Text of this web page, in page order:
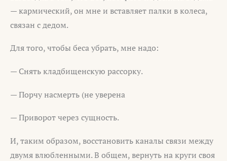
— кармический, он мне и вставляет палки в колеса,
связан с дедом.
Для того, чтобы беса убрать, мне надо:
— Снять кладбищенскую рассорку.
— Порчу насмерть (не уверена
— Приворот через сущность.
И, таким образом, восстановить каналы связи между
двумя влюбленными. В общем, вернуть на круги своя